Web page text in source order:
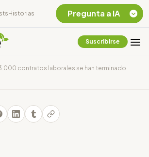
Historias
Suscribirse
contratos laborales se han terminado
Pregunta a IA
Chevron Ecuador